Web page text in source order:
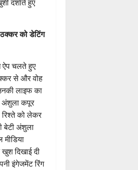
दर्शाते हुए
ठक्करको डेटिंग
ऐप चलते हुए
से और वोह
लाइफ का
अंशुला कपूर
को लेकर
बेटी अंशुला
दिखाई दी
इंगेजमेंट रिंग